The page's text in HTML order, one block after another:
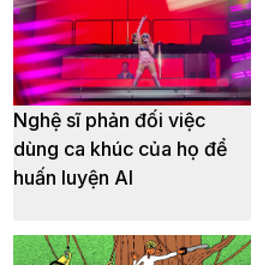
Nghệ sĩ phản đối việc
dùng ca khúc của họ để
huấn luyện AI